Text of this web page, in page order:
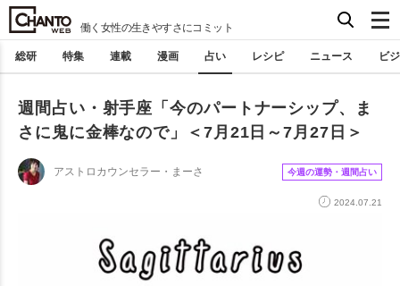
働く女性の生きやすさにコミット
総研 特集 連載 漫画 占い レシピ ニュース ビ
週間占い・射手座「今のパートナーシップ、ま
さに鬼に金棒なので」＜7月21日～7月27日＞
アストロカウンセラー・まーさ 今週の運勢・週間占い
2024.07.21